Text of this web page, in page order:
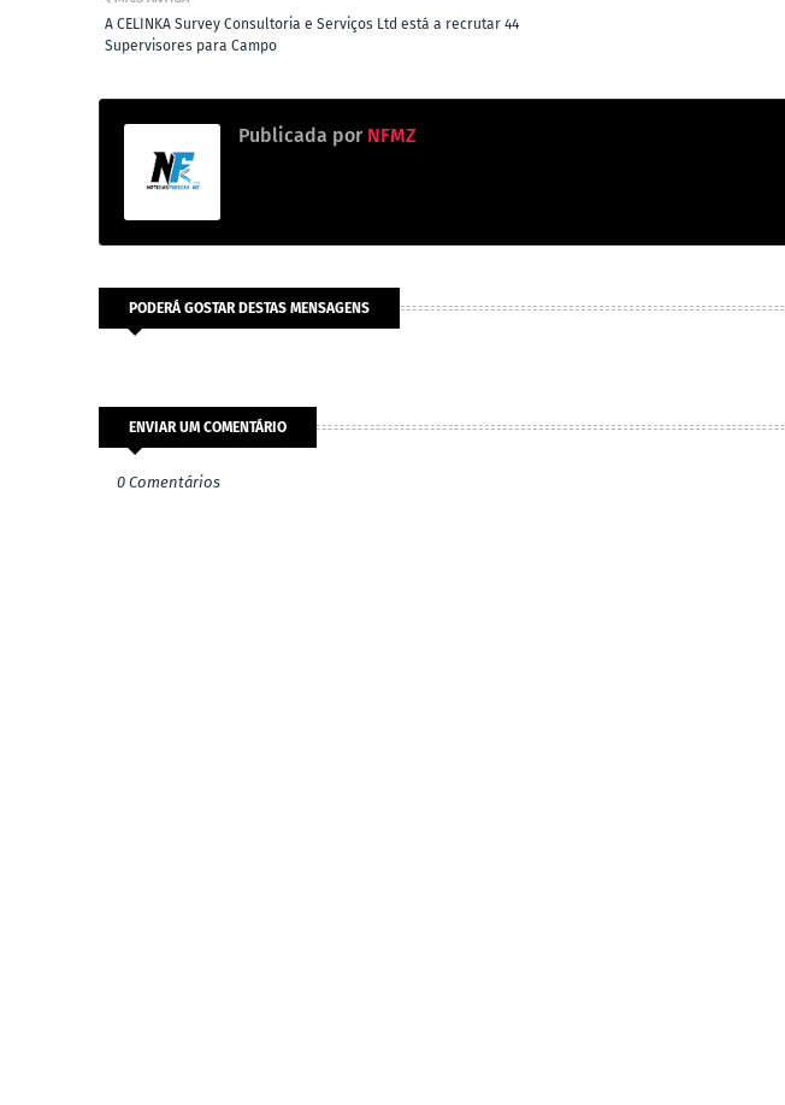
A CELINKA Survey Consultoria e Serviços Ltd está a recrutar 44
Supervisores para Campo
Publicada por NFMZ
PODERÁ GOSTAR DESTAS MENSAGENS
ENVIAR UM COMENTÁRIO
0 Comentários